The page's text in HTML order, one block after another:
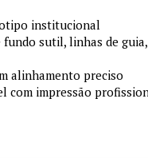
institucional
fundo sutil, linhas de
alinhamento preciso
com impressão